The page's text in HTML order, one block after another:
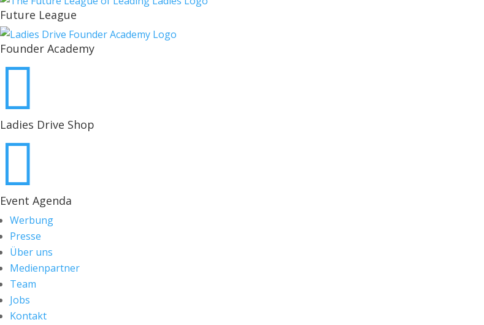
Future League
Founder Academy

Ladies Drive Shop

Event Agenda
Werbung
Presse
Über uns
Medienpartner
Team
Jobs
Kontakt